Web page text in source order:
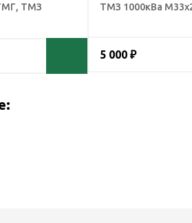
ТМЗ
ТМЗ 1000кВа
5 000 ₽